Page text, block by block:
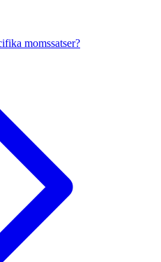
momssatser?